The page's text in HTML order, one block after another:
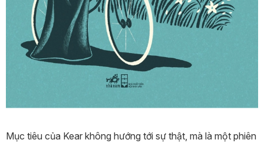
Mục tiêu của Kear không hướng tới sự thật, mà là một phiên